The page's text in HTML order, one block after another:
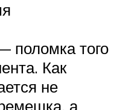
поломка того
Как
не
а